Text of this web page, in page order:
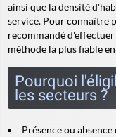
ainsi que la densité
service. Pour connaître
recommandé
méthode la plus fiable
Pourquoi
les secteurs ?
Présence ou absence